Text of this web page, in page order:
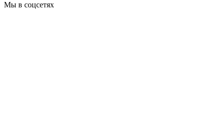
Мы в соцсетях